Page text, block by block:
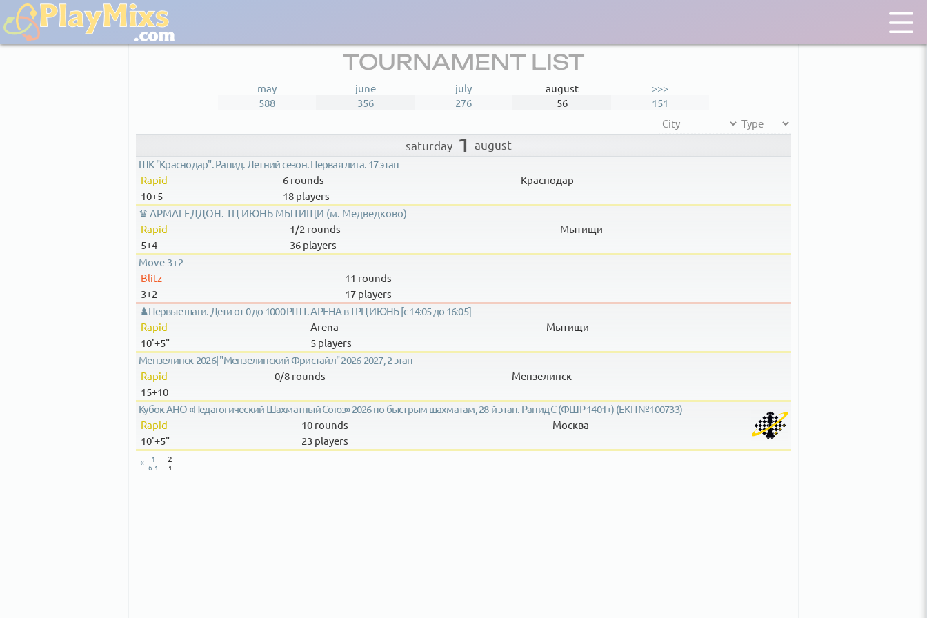
TOURNAMENT LIST
may
588
june
356
july
276
august
56
>>>
151
saturday 1 august
ШК "Краснодар". Рапид. Летний сезон. Первая лига. 17 этап
Rapid
6 rounds
Краснодар
10+5
18 players
♛ АРМАГЕДДОН. ТЦ ИЮНЬ МЫТИЩИ (м. Медведково)
Rapid
1/2 rounds
Мытищи
5+4
36 players
Move 3+2
Blitz
11 rounds
3+2
17 players
♟️Первые шаги. Дети от 0 до 1000 РШТ. АРЕНА в ТРЦ ИЮНЬ [с 14:05 до 16:05]
Rapid
Arena
Мытищи
10'+5"
5 players
Мензелинск-2026| "Мензелинский Фристайл" 2026-2027, 2 этап
Rapid
0/8 rounds
Мензелинск
15+10
Кубок АНО «Педагогический Шахматный Союз» 2026 по быстрым шахматам, 28-й этап. Рапид C (ФШР 1401+) (ЕКП №100733)
Rapid
10 rounds
Москва
10'+5"
23 players
« 1
6-1
2
1